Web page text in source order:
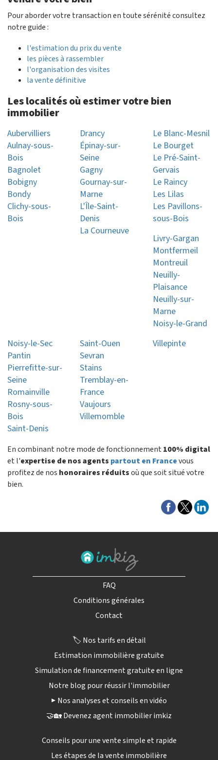
Pour aborder votre transaction en toute sérénité consultez
notre guide :
l'estimation du prix du vente
les pièces à rassembler
l'organisation des visites
la vente définitive
Les localités où estimer votre bien
immobilier
Aubervilliers
Aulnay-sous-
Bois
Bagnolet
Bobigny
Bondy
Clichy-sous-
Bois
Drancy
Épinay-sur-
Seine
Gagny
Gournay-sur-
Marne
L'Île-Saint-
Denis
La Courneuve
Le Blanc-Mesnil
Le Bourget
Le Pré-Saint-
Gervais
Le Raincy
Les Lilas
Les Pavillons-
sous-Bois
Livry-Gargan
Montfermeil
Montreuil
Neuilly-
Plaisance
Neuilly-sur-
Marne
Noisy-le-Grand
Noisy-le-Sec
Pantin
Pierrefitte-sur-
Seine
Romainville
Rosny-sous-
Bois
Saint-Denis
Saint-Ouen
Sevran
Stains
Tremblay-en-
France
Vaujours
Villemomble
Villepinte
En combinant notre mode de fonctionnement 100% digital
et l'expertise de nos agents partout en Francevous
profitez de nos honoraires réduitsoù que soit situé votre
bien.
FAQ
Conditions générales
Contact
🏷️ Nos tarifs en détail
Estimation immobilière gratuite
Simulation de financement gratuite en ligne
Notre blog pour réussir l'immobilier
▶️ Nos analyses et conseils en vidéo
🤝🏡 Devenez agent immobilier imkiz
Conseils pour une vente simple et rapide
Les étapes de la vente immobilière